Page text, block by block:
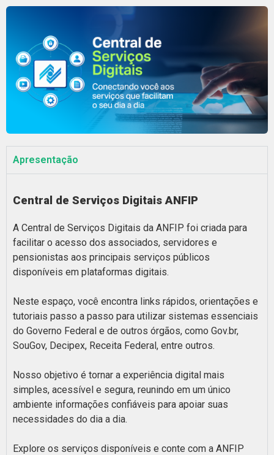
Apresentação
Central de Serviços Digitais ANFIP
A Central de Serviços Digitais da ANFIP foi criada para
facilitar o acesso dos associados, servidores e
pensionistas aos principais serviços públicos
disponíveis em plataformas digitais.
Neste espaço, você encontra links rápidos, orientações e
tutoriais passo a passo para utilizar sistemas essenciais
do Governo Federal e de outros órgãos, como Gov.br,
SouGov, Decipex, Receita Federal, entre outros.
Nosso objetivo é tornar a experiência digital mais
simples, acessível e segura, reunindo em um único
ambiente informações confiáveis para apoiar suas
necessidades do dia a dia.
Explore os serviços disponíveis e conte com a ANFIP